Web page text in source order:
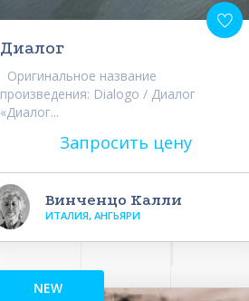
Диалог
Оригинальное название
произведения: Dialogo / Диалог
«Диалог...
Запросить цену
Винченцо Калли
ИТАЛИЯ, АНГЬЯРИ
NEW